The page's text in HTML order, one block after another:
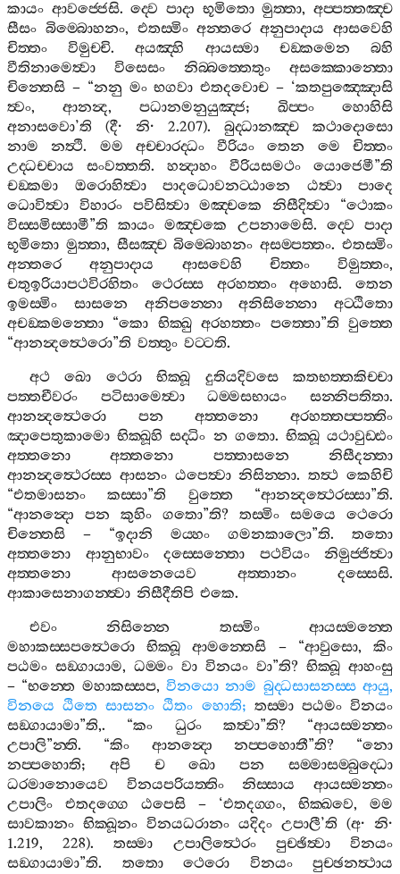
කායං ආවජ‍්ජෙසි.ද‍්වෙ පාදා භූමිතො මුත‍්තා,අප‍්පත‍්තඤ‍්ච
සීසං බිම‍්බොහනං, එතස‍්මිං අන‍්තරෙ අනුපාදාය ආසවෙහි
චිත‍්තං
විමුච‍්චි.අයඤ‍්හි ආයස‍්මා චඞ‍්කමෙන
බහි
වීතිනාමෙත්‍වා
විසෙසං නිබ‍්බත‍්තෙතුං
අසක‍්කොන‍්තො
චින‍්තෙසි – “නනු මං භගවා එතදවොච – ‘කතපුඤ‍්ඤොසි
ත්‍වං, ආනන්‍ද, පධානමනුයුඤ‍්ජ; ඛිප‍්පං
හොහිසි
අනාසවො’ති (දී· නි· 2.207). බුද‍්ධානඤ‍්ච
කථාදොසො
නාම
නත්‍ථි. මම අච‍්චාරද‍්ධං වීරියං තෙන මෙ
චිත‍්තං
උද‍්ධච‍්චාය
සංවත‍්තති. හන්‍දාහං වීරියසමථං යොජෙමී”ති
චඞ‍්කමා
ඔරොහිත්‍වා පාදධොවනට‍්ඨානෙ ඨත්‍වා
පාදෙ
ධොවිත්‍වා
විහාරං පවිසිත්‍වා මඤ‍්චකෙ නිසීදිත්‍වා “ථොකං
විස‍්සමිස‍්සාමී”ති කායං මඤ‍්චකෙ උපනාමෙසි. ද‍්වෙ
පාදා
භූමිතො මුත‍්තා, සීසඤ‍්ච බිම‍්බොහනං අසම‍්පත‍්තං.එතස‍්මිං
අන‍්තරෙ
අනුපාදාය ආසවෙහි චිත‍්තං විමුත‍්තං,
චතුඉරියාපථවිරහිතං
ථෙරස‍්ස අරහත‍්තං අහොසි. තෙන
ඉමස‍්මිං
සාසනෙ අනිපන‍්නො අනිසින‍්නො
අට‍්ඨිතො
අචඞ‍්කමන‍්තො “කො භික‍්ඛු අරහත‍්තං පත‍්තො”ති වුත‍්තෙ
“ආනන්‍දත්‍ථෙරො”ති වත‍්තුං වට‍්ටති.
අථ
ඛො ථෙරා භික‍්ඛූ දුතියදිවසෙ
කතභත‍්තකිච‍්චා
පත‍්තචීවරං
පටිසාමෙත්‍වා ධම‍්මසභායං සන‍්නිපතිතා.
ආනන්‍දත්‍ථෙරො
පන අත‍්තනො
අරහත‍්තප‍්පත‍්තිං
ඤාපෙතුකාමො භික‍්ඛූහි සද‍්ධිං න ගතො. භික‍්ඛූ යථාවුඩ‍්ඪං
අත‍්තනො
අත‍්තනො පත‍්තාසනෙ
නිසීදන‍්තා
ආනන්‍දත්‍ථෙරස‍්ස ආසනං ඨපෙත්‍වා නිසින‍්නා.තත්‍ථ කෙහිචි
“එතමාසනං කස‍්සා”ති වුත‍්තෙ “ආනන්‍දත්‍ථෙරස‍්සා”ති.
“ආනන්‍දො පන කුහිං ගතො”ති? තස‍්මිං සමයෙ
ථෙරො
චින‍්තෙසි – “ඉදානි මය‍්හං ගමනකාලො”ති. තතො
අත‍්තනො
ආනුභාවං දස‍්සෙන‍්තො පථවියං
නිමුජ‍්ජිත්‍වා
අත‍්තනො
ආසනෙයෙව අත‍්තානං දස‍්සෙසි.
ආකාසෙනාගන‍්ත්‍වා නිසීදීතිපි එකෙ.
එවං
නිසින‍්නෙ තස‍්මිං
ආයස‍්මන‍්තෙ
මහාකස‍්සපත්‍ථෙරො
භික‍්ඛූ ආමන‍්තෙසි – “ආවුසො,කිං
පඨමං සඞ‍්ගායාම, ධම‍්මං වා විනයං වා”ති? භික‍්ඛූ ආහංසු
– “භන‍්තෙ මහාකස‍්සප,විනයො නාම බුද‍්ධසාසනස‍්ස ආයු,
විනයෙ ඨිතෙ සාසනං ඨිතං හොති; තස‍්මා පඨමං විනයං
සඞ‍්ගායාමා”ති,. “කං ධුරං කත්‍වා”ති? “ආයස‍්මන‍්තං
උපාලි”න‍්ති. “කිං ආනන්‍දො නප‍්පහොතී”ති? “නො
නප‍්පහොති; අපි ච ඛො පන
සම‍්මාසම‍්බුද‍්ධො
ධරමානොයෙව
විනයපරියත‍්තිං නිස‍්සාය
ආයස‍්මන‍්තං
උපාලිං
එතදග‍්ගෙ ඨපෙසි – ‘එතදග‍්ගං, භික‍්ඛවෙ, මම
සාවකානං භික‍්ඛූනං විනයධරානං යදිදං උපාලී’ති (අ· නි·
1.219, 228).තස‍්මා උපාලිත්‍ථෙරං පුච‍්ඡිත්‍වා
විනයං
සඞ‍්ගායාමා”ති. තතො ථෙරො විනයං
පුච‍්ඡනත්‍ථාය